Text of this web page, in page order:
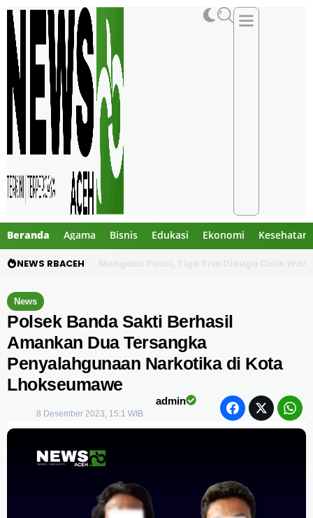
Beranda Agama Bisnis Edukasi Ekonomi Kesehatan
NEWS RBACEH
News
Polsek Banda Sakti Berhasil
Amankan Dua Tersangka
Penyalahgunaan Narkotika di Kota
Lhokseumawe
admin
8 Desember 2023, 15:1 WIB